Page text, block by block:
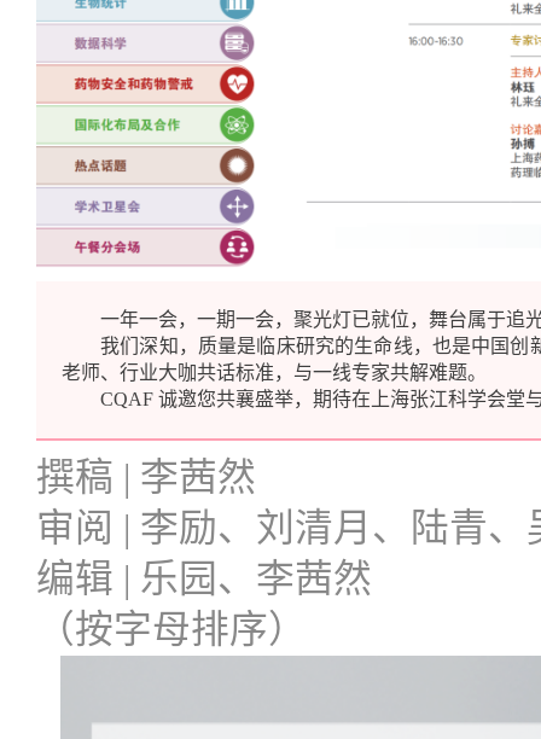
一年一会，一期一会，聚光灯已就位，舞台属于追
我们深知，质量是临床研究的生命线，也是中国
老师、行业大咖共话标准，与一线专家共解难题。
CQAF 诚邀您共襄盛举，期待在上海张江科学会堂
撰稿 | 李茜然
审阅 | 李励、刘清月、陆青
编辑 | 乐园、 李茜然
（按字母排序）